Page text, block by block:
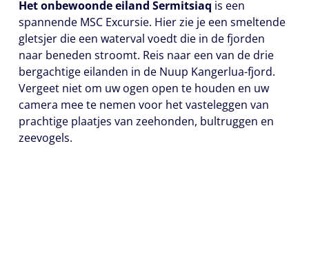
Het onbewoonde eiland Sermitsiaq is een
spannende MSC Excursie. Hier zie je een smeltende
gletsjer die een waterval voedt die in de fjorden
naar beneden stroomt. Reis naar een van de drie
bergachtige eilanden in de Nuup Kangerlua-fjord.
Vergeet niet om uw ogen open te houden en uw
camera mee te nemen voor het vasteleggen van
prachtige plaatjes van zeehonden, bultruggen en
zeevogels.